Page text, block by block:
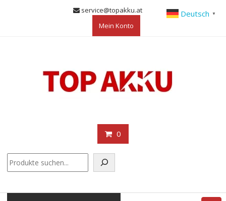
service@topakku.at
Mein Konto
0
Deutsch ▼